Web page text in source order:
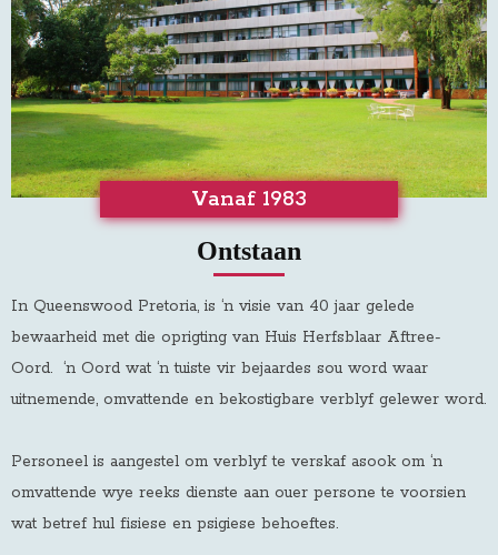
Vanaf 1983
Ontstaan
In Queenswood Pretoria, is ‘n visie van 40 jaar gelede
bewaarheid met die oprigting van Huis Herfsblaar Aftree-
Oord. ‘n Oord wat ‘n tuiste vir bejaardes sou word waar
uitnemende, omvattende en bekostigbare verblyf gelewer word.
Personeel is aangestel om verblyf te verskaf asook om ‘n
omvattende wye reeks dienste aan ouer persone te voorsien
wat betref hul fisiese en psigiese behoeftes.